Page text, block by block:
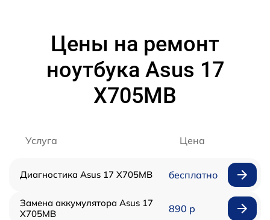
Цены на ремонт
ноутбука Asus 17
X705MB
Услуга Цена
Диагностика Asus 17 X705MB бесплатно
Замена аккумулятора Asus 17
X705MB
890 р